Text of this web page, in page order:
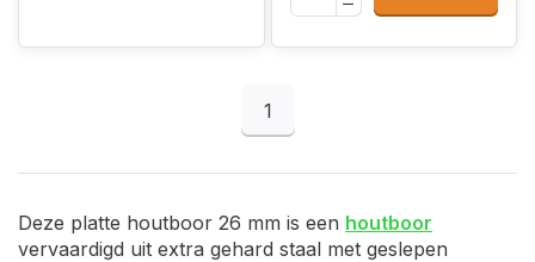
1
Deze platte houtboor 26 mm is een houtboor
vervaardigd uit extra gehard staal met geslepen